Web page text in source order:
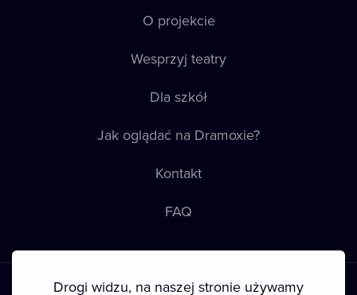
O projekcie
Wesprzyj teatry
Dla szkół
Jak oglądać na Dramoxie?
Kontakt
FAQ
Drogi widzu, na naszej stronie używamy